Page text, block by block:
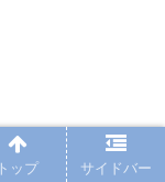
トップ サイドバー